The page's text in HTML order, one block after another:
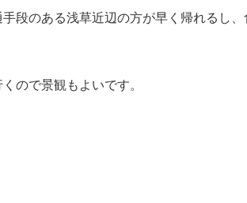
段のある浅草近辺の方が早く帰れるし
ので景観もよいです。